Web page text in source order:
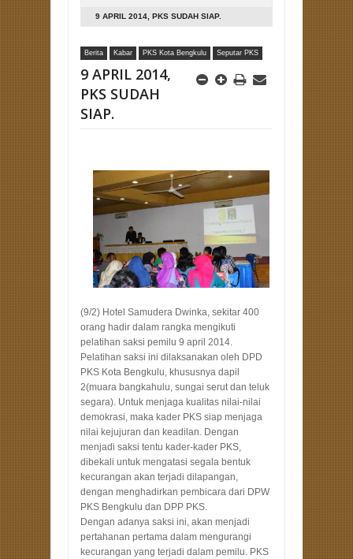
9 APRIL 2014, PKS SUDAH SIAP.
Berita Kabar PKS Kota Bengkulu Seputar PKS
9 APRIL 2014,
PKS SUDAH
SIAP.
(9/2) Hotel Samudera Dwinka, sekitar 400
orang hadir dalam rangka mengikuti
pelatihan saksi pemilu 9 april 2014.
Pelatihan saksi ini dilaksanakan oleh DPD
PKS Kota Bengkulu, khususnya dapil
2(muara bangkahulu, sungai serut dan teluk
segara). Untuk menjaga kualitas nilai-nilai
demokrasi, maka kader PKS siap menjaga
nilai kejujuran dan keadilan. Dengan
menjadi saksi tentu kader-kader PKS,
dibekali untuk mengatasi segala bentuk
kecurangan akan terjadi dilapangan,
dengan menghadirkan pembicara dari DPW
PKS Bengkulu dan DPP PKS.
Dengan adanya saksi ini, akan menjadi
pertahanan pertama dalam mengurangi
kecurangan yang terjadi dalam pemilu. PKS